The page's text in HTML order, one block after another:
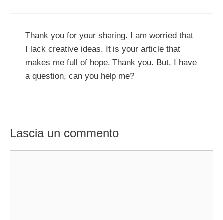
Thank you for your sharing. I am worried that
I lack creative ideas. It is your article that
makes me full of hope. Thank you. But, I have
a question, can you help me?
Lascia un commento